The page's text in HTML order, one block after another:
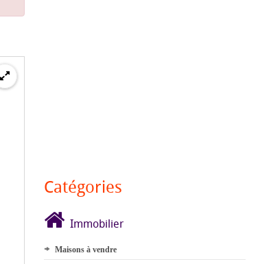
Catégories
Immobilier
Maisons à vendre